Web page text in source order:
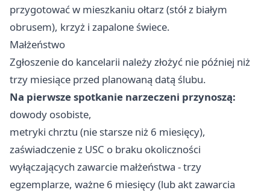
przygotować w mieszkaniu ołtarz (stół z białym
obrusem), krzyż i zapalone świece.
Małżeństwo
Zgłoszenie do kancelarii należy złożyć nie później niż
trzy miesiące przed planowaną datą ślubu.
Na pierwsze spotkanie narzeczeni przynoszą:
dowody osobiste,
metryki chrztu (nie starsze niż 6 miesięcy),
zaświadczenie z USC o braku okoliczności
wyłączających zawarcie małżeństwa - trzy
egzemplarze, ważne 6 miesięcy (lub akt zawarcia